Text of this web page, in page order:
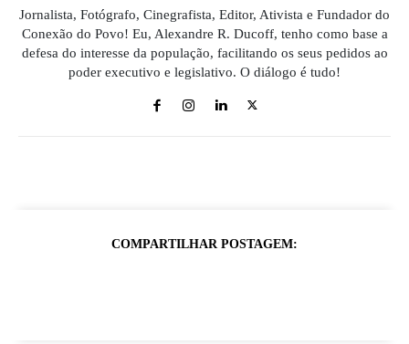
Jornalista, Fotógrafo, Cinegrafista, Editor, Ativista e Fundador do
Conexão do Povo! Eu, Alexandre R. Ducoff, tenho como base a
defesa do interesse da população, facilitando os seus pedidos ao
poder executivo e legislativo. O diálogo é tudo!
COMPARTILHAR POSTAGEM: